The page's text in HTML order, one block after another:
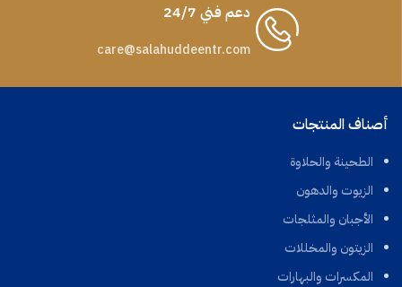
دعم فني 24/7
care@salahuddeentr.com
أصناف المنتجات
الطحينة والحلاوة
الزيوت والدهون
الأجبان والمثلجات
الزيتون والمخللات
المكسرات والبهارات